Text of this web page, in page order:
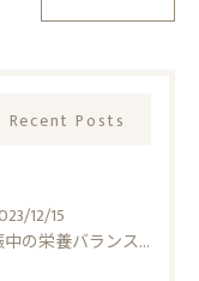
Recent Posts
12/15
妊娠中の栄養バランスのポイントと食事のアイデア